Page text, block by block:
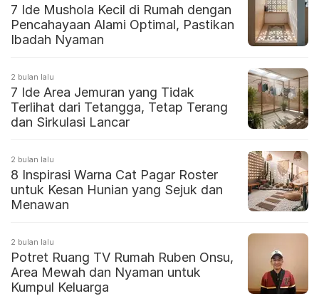
7 Ide Mushola Kecil di Rumah dengan
Pencahayaan Alami Optimal, Pastikan
Ibadah Nyaman
2 bulan lalu
7 Ide Area Jemuran yang Tidak
Terlihat dari Tetangga, Tetap Terang
dan Sirkulasi Lancar
2 bulan lalu
8 Inspirasi Warna Cat Pagar Roster
untuk Kesan Hunian yang Sejuk dan
Menawan
2 bulan lalu
Potret Ruang TV Rumah Ruben Onsu,
Area Mewah dan Nyaman untuk
Kumpul Keluarga